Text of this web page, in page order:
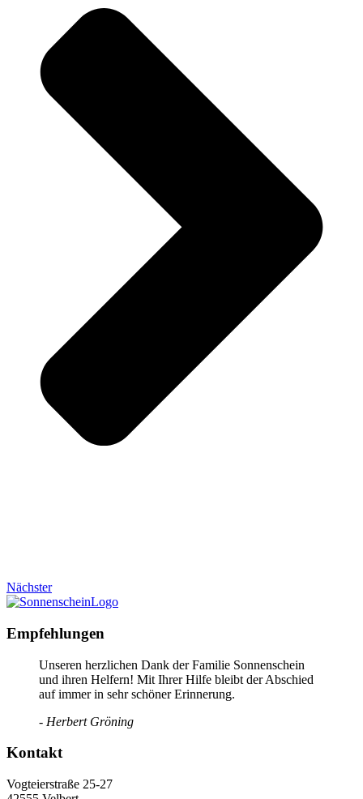
Nächster
Empfehlungen
Unseren herzlichen Dank der Familie Sonnenschein
und ihren Helfern! Mit Ihrer Hilfe bleibt der Abschied
auf immer in sehr schöner Erinnerung.
- Herbert Gröning
Kontakt
Vogteierstraße 25-27